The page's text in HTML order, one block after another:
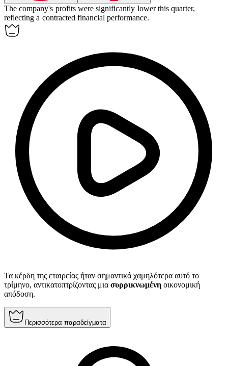
The company's profits were significantly lower this quarter,
reflecting a contracted financial performance.
Τα κέρδη της εταιρείας ήταν σημαντικά χαμηλότερα αυτό το
τρίμηνο, αντικατοπτρίζοντας μια συρρικνωμένη οικονομική
απόδοση.
Περισσότερα παραδείγματα